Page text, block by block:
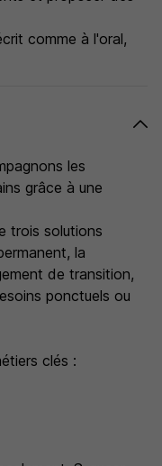
comme à l'oral,
les
grâce à une
trois solutions
la
de transition,
ponctuels ou
clés :